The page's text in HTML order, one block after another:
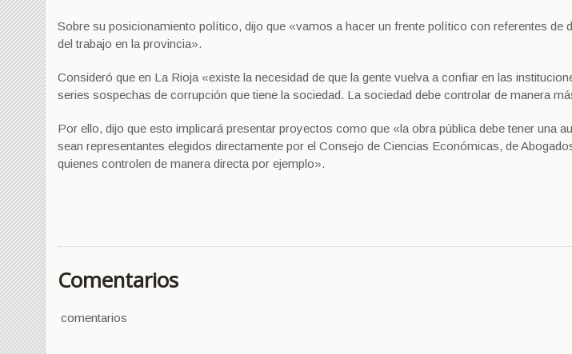
Sobre su posicionamiento político, dijo que «vamos a hacer un frente político con referentes de
del trabajo en la provincia».
Consideró que en La Rioja «existe la necesidad de que la gente vuelva a confiar en las
series sospechas de corrupción que tiene la sociedad. La sociedad debe controlar de manera
Por ello, dijo que esto implicará presentar proyectos como que «la obra pública debe tener una
sean representantes elegidos directamente por el Consejo de Ciencias Económicas, de
quienes controlen de manera directa por ejemplo».
Comentarios
comentarios